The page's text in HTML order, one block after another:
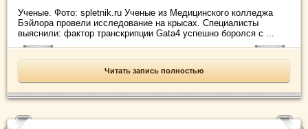
Ученые. Фото: spletnik.ru Ученые из Медицинского колледжа
Бэйлора провели исследование на крысах. Специалисты
выяснили: фактор транскрипции Gata4 успешно боролся с ...
Читать запись полностью